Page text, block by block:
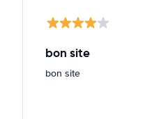
bon site
bon site